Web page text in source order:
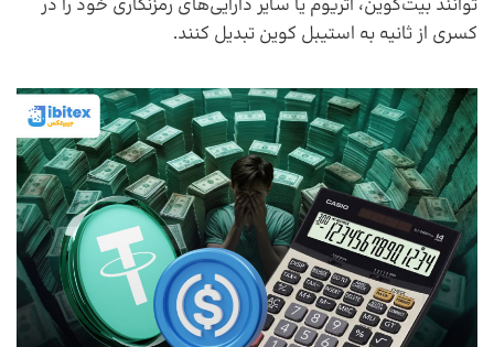
توانند بیت‌کوین، اتریوم یا سایر دارایی‌های رمزنگاری خود را در
کسری از ثانیه به استیبل کوین تبدیل کنند.